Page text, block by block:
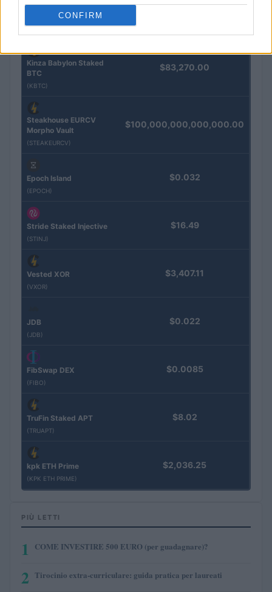
CONFIRM
Eureka Bridged PAX
Gold (Terra
(PAXG)
Kinza Babylon Staked
BTC
(KBTC)
$83,270.00
Steakhouse EURCV
Morpho Vault
(STEAKEURCV)
$100,000,000,000,000.00
Epoch Island
(EPOCH)
$0.032
Stride Staked Injective
(STINJ)
$16.49
Vested XOR
(VXOR)
$3,407.11
JDB
(JDB)
$0.022
FibSwap DEX
(FIBO)
$0.0085
TruFin Staked APT
(TRUAPT)
$8.02
kpk ETH Prime
(KPK ETH PRIME)
$2,036.25
PIÙ LETTI
1 COME INVESTIRE 500 EURO (per guadagnare)?
2 Tirocinio extra-curriculare: guida pratica per laureati